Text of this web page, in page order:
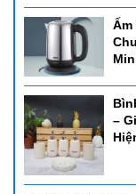
Ấm
–